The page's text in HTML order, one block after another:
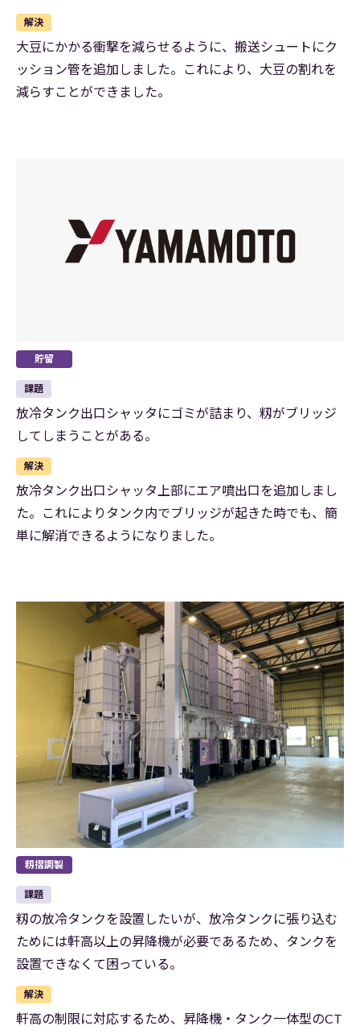
解決
大豆にかかる衝撃を減らせるように、搬送シュートにク
ッション管を追加しました。これにより、大豆の割れを
減らすことができました。
貯留
課題
放冷タンク出口シャッタにゴミが詰まり、籾がブリッジ
してしまうことがある。
解決
放冷タンク出口シャッタ上部にエア噴出口を追加しまし
た。これによりタンク内でブリッジが起きた時でも、簡
単に解消できるようになりました。
籾摺調製
課題
籾の放冷タンクを設置したいが、放冷タンクに張り込む
ためには軒高以上の昇降機が必要であるため、タンクを
設置できなくて困っている。
解決
軒高の制限に対応するため、昇降機・タンク一体型のCT